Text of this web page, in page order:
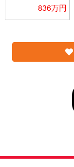
836万円